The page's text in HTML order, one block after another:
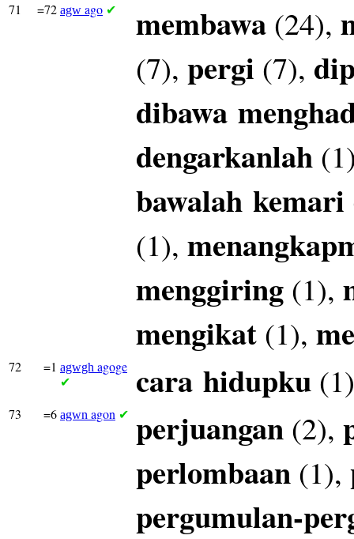
71 =72 agw ago ✔ membawa (24),
(7), pergi (7),
dibawa
dengarkanlah
bawalah kemari
(1),
menggiring (1),
mengikat (1),
72 =1 agwgh agoge
✔ cara hidupku (1)
73 =6 agwn agon ✔ perjuangan (2),
perlombaan (1),
pergumulan-